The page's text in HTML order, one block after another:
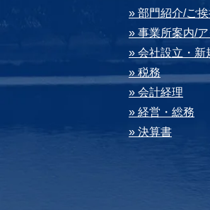
» 部⾨紹介/ご
» 事業所案内/
» 会社設⽴・新
» 税務
» 会計経理
» 経営・総務
» 決算書